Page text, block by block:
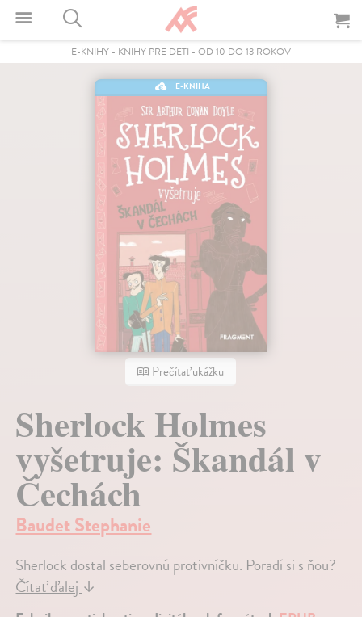
E-KNIHY - KNIHY PRE DETI - OD 10 DO 13 ROKOV
E-KNIHA
Prečítať ukážku
Sherlock Holmes
vyšetruje: Škandál v
Čechách
Baudet Stephanie
Sherlock dostal seberovnú protivníčku. Poradí si s ňou?
Čítať ďalej ↓